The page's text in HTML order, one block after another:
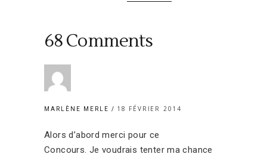
68 Comments
MARLÈNE MERLE 18 FÉVRIER 2014
Alors d’abord merci pour ce
Concours. Je voudrais tenter ma chance